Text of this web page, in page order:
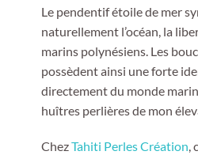
Le pendentif étoile de mer
naturellement l’océan, la
marins polynésiens. Les
possèdent ainsi une forte
directement du monde
huîtres perlières de mon
ChezTahiti Perles Création,